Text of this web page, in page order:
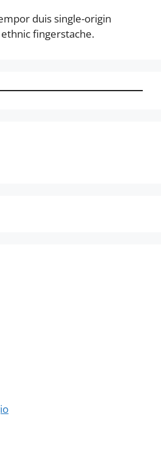
duis single-origin
fingerstache.